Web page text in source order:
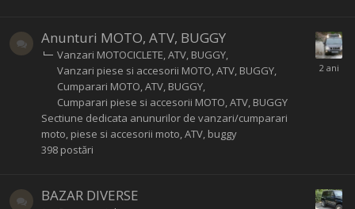
Anunturi MOTO, ATV, BUGGY
Vanzari MOTOCICLETE, ATV, BUGGY
Vanzari piese si accesorii MOTO, ATV, BUGGY
Cumparari MOTO, ATV, BUGGY
Cumparari piese si accesorii MOTO, ATV, BUGGY
Sectiune dedicata anunurilor de vanzari/cumparari
moto, piese si accesorii moto, ATV, buggy
398 postări
BAZAR DIVERSE